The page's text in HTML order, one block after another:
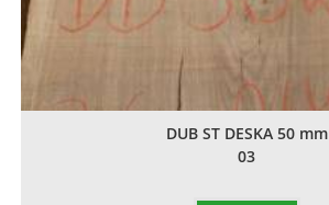
DUB ST DESKA 50 mm
03